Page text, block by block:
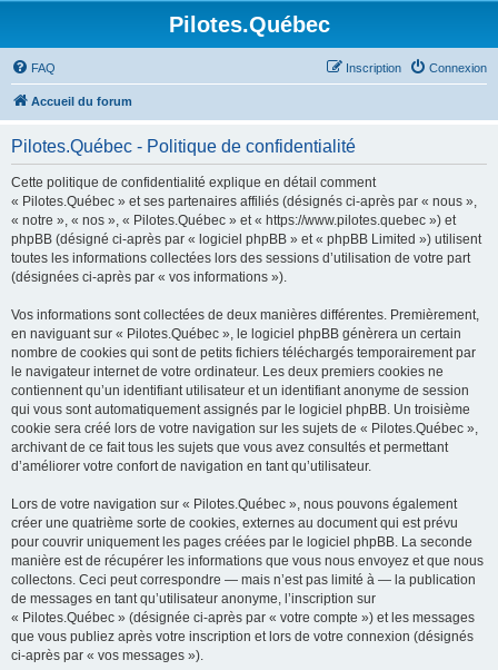
Pilotes.Québec
FAQ Connexion
Inscription
Accueil du forum
Pilotes.Québec - Politique de confidentialité
Cette politique de confidentialité explique en détail comment
« Pilotes.Québec » et ses partenaires affiliés (désignés ci-après par « nous »,
« notre », « nos », « Pilotes.Québec » et « https://www.pilotes.quebec ») et
phpBB (désigné ci-après par « logiciel phpBB » et « phpBB Limited ») utilisent
toutes les informations collectées lors des sessions d’utilisation de votre part
(désignées ci-après par « vos informations »).
Vos informations sont collectées de deux manières différentes. Premièrement,
en naviguant sur « Pilotes.Québec », le logiciel phpBB génèrera un certain
nombre de cookies qui sont de petits fichiers téléchargés temporairement par
le navigateur internet de votre ordinateur. Les deux premiers cookies ne
contiennent qu’un identifiant utilisateur et un identifiant anonyme de session
qui vous sont automatiquement assignés par le logiciel phpBB. Un troisième
cookie sera créé lors de votre navigation sur les sujets de « Pilotes.Québec »,
archivant de ce fait tous les sujets que vous avez consultés et permettant
d’améliorer votre confort de navigation en tant qu’utilisateur.
Lors de votre navigation sur « Pilotes.Québec », nous pouvons également
créer une quatrième sorte de cookies, externes au document qui est prévu
pour couvrir uniquement les pages créées par le logiciel phpBB. La seconde
manière est de récupérer les informations que vous nous envoyez et que nous
collectons. Ceci peut correspondre — mais n’est pas limité à — la publication
de messages en tant qu’utilisateur anonyme, l’inscription sur
« Pilotes.Québec » (désignée ci-après par « votre compte ») et les messages
que vous publiez après votre inscription et lors de votre connexion (désignés
ci-après par « vos messages »).